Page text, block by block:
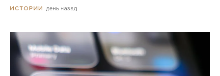
ИСТОРИИ день назад